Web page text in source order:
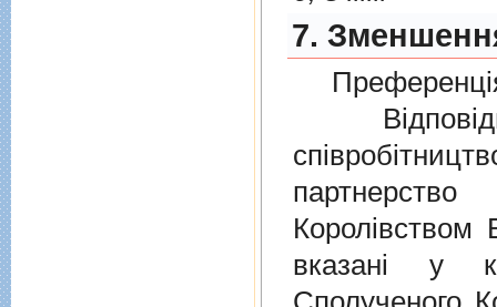
7.
Королівством
вказані у